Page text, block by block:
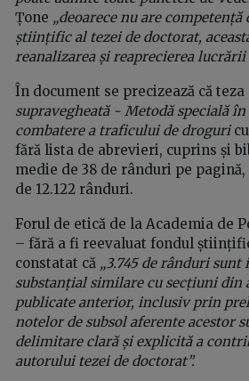
Țone „deoarece nu are
științific al tezei de doctorat,
reanalizarea și reaprecierea
În document se precizează că
supravegheată - Metodă specială
combatere a traficului de droguri
fără lista de abrevieri, cuprins și
medie de 38 de rânduri pe
de 12.122 rânduri.
Forul de etică de la Academia de
– fără a fi reevaluat fondul
constatat că „3.745 de rânduri sunt
substanțial similare cu secțiuni
publicate anterior, inclusiv prin
notelor de subsol aferente acestor
delimitare clară și explicită a
autorului tezei de doctorat”.